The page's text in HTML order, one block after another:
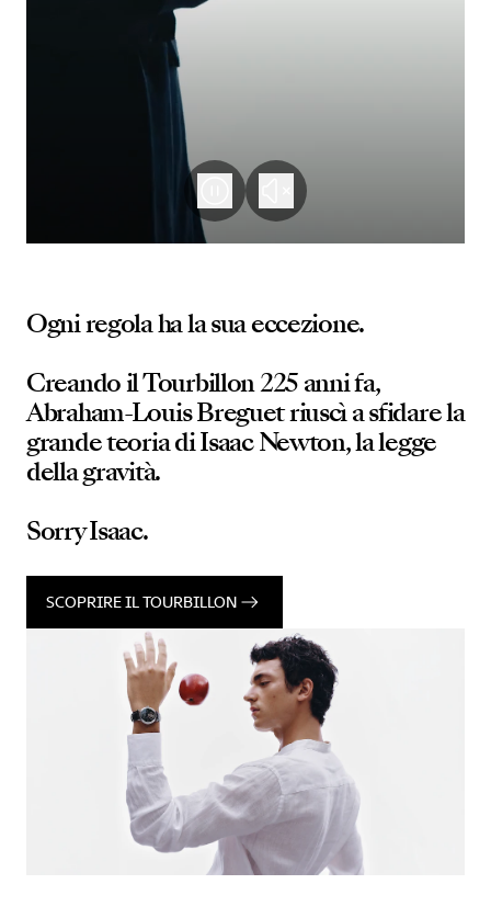
Ogni regola ha la sua eccezione.
Creando il Tourbillon 225 anni fa,
Abraham-Louis Breguet riuscì a sfidare la
grande teoria di Isaac Newton, la legge
della gravità.
Sorry Isaac.
SCOPRIRE IL TOURBILLON